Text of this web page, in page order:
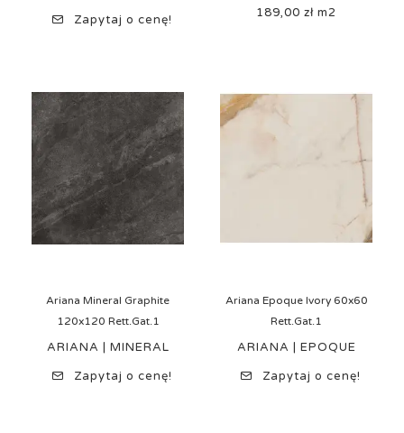
Zapytaj o cenę!
Cena
189,00 zł m2
Ariana Mineral Graphite
120x120 Rett.Gat.1
ARIANA | MINERAL
Zapytaj o cenę!
Ariana Epoque Ivory 60x60
Rett.Gat.1
ARIANA | EPOQUE
Zapytaj o cenę!